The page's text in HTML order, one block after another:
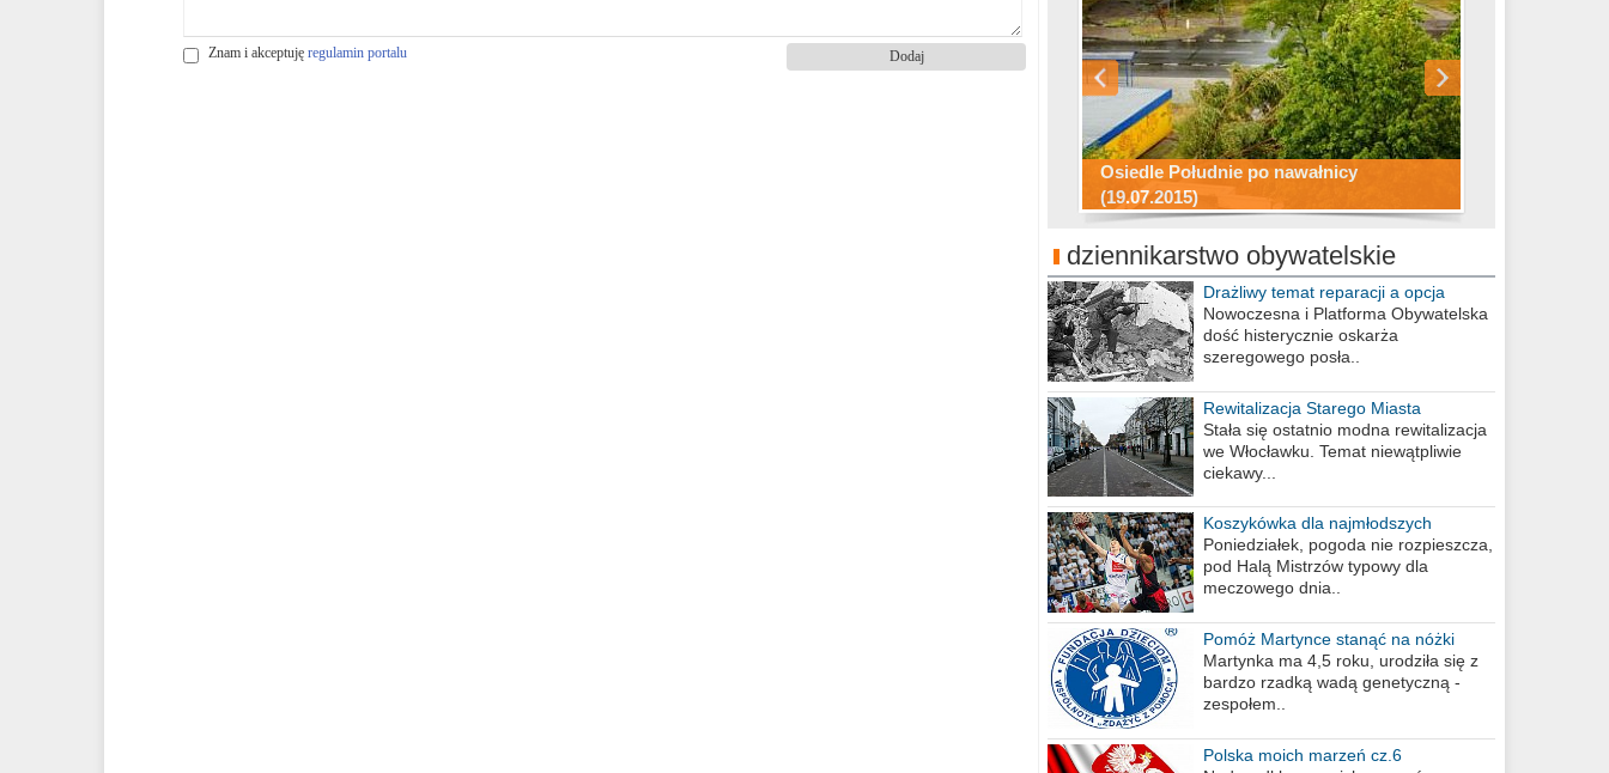
Znam i akceptuję regulamin portalu
Osiedle Południe po nawałnicy
(19.07.2015)
Wizytówka Włocławka
polowanie wigilijne 2014
dziennikarstwo obywatelskie
Drażliwy temat reparacji a opcja
berlińska
Nowoczesna i Platforma Obywatelska
dość histerycznie oskarża
szeregowego posła..
Rewitalizacja Starego Miasta
Stała się ostatnio modna rewitalizacja
we Włocławku. Temat niewątpliwie
ciekawy...
Koszykówka dla najmłodszych
Poniedziałek, pogoda nie rozpieszcza,
pod Halą Mistrzów typowy dla
meczowego dnia..
Pomóż Martynce stanąć na nóżki
Martynka ma 4,5 roku, urodziła się z
bardzo rzadką wadą genetyczną -
zespołem..
Polska moich marzeń cz.6